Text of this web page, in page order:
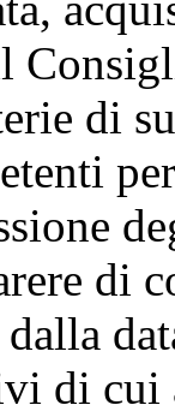
di
di
di